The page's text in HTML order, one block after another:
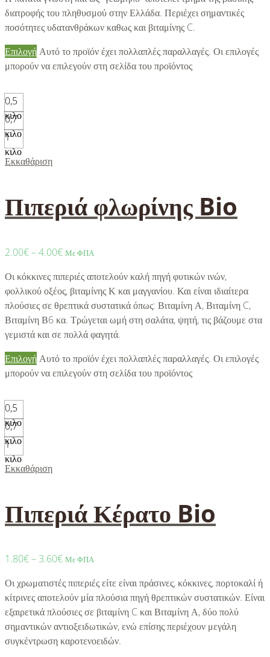
διατροφής του πληθυσμού στην Ελλάδα. Περιέχει σημαντικές
ποσότητες υδατανθράκων καθως και βιταμίνης C.
ΕπιλογήΑυτό το προϊόν έχει πολλαπλές παραλλαγές. Οι επιλογές
μπορούν να επιλεγούν στη σελίδα του προϊόντος
0,5
κιλο
0,7
κιλο
1
κιλο
Εκκαθάριση
Πιπεριά φλωρίνης Bio
2.00€–4.00€ Με ΦΠΑ
Οι κόκκινες πιπεριές αποτελούν καλή πηγή φυτικών ινών,
φολλικού οξέος, βιταμίνης Κ και μαγγανίου. Και είναι ιδιαίτερα
πλούσιες σε θρεπτικά συστατικά όπως: Βιταμίνη Α, Βιταμίνη C,
Βιταμίνη Β6 κα. Τρώγεται ωμή στη σαλάτα, ψητή, τις βάζουμε στα
γεμιστά και σε πολλά φαγητά.
ΕπιλογήΑυτό το προϊόν έχει πολλαπλές παραλλαγές. Οι επιλογές
μπορούν να επιλεγούν στη σελίδα του προϊόντος
0,5
κιλο
0,7
κιλο
1
κιλο
Εκκαθάριση
Πιπεριά Κέρατο Bio
1.80€– 3.60€ Με ΦΠΑ
Οι χρωματιστές πιπεριές είτε είναι πράσινες, κόκκινες, πορτοκαλί ή
κίτρινες αποτελούν μία πλούσια πηγή θρεπτικών συστατικών. Είναι
εξαιρετικά πλούσιες σε βιταμίνη C και Βιταμίνη Α, δύο πολύ
σημαντικών αντιοξειδωτικών, ενώ επίσης περιέχουν μεγάλη
συγκέντρωση καροτενοειδών.